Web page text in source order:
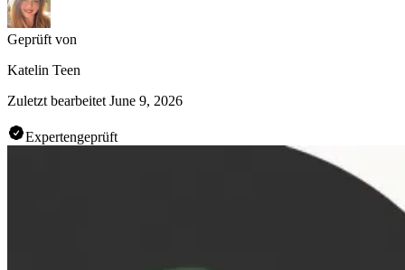
Geprüft von
Katelin Teen
Zuletzt bearbeitet June 9, 2026
Expertengeprüft